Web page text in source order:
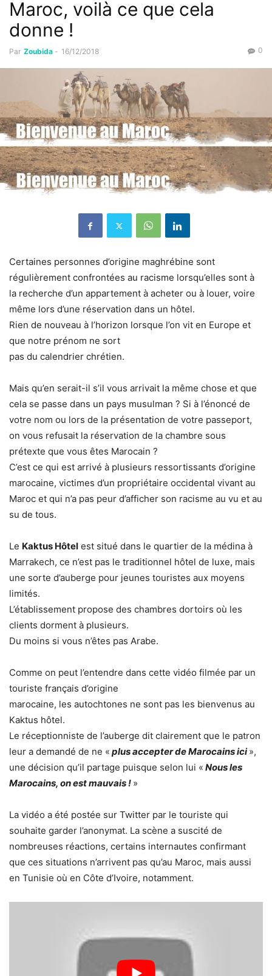
Maroc, voilà ce que cela
donne !
Par Zoubida - 16/12/2018 0
Certaines personnes d’origine maghrébine sont
régulièrement confrontées au racisme lorsqu’elles sont à
la recherche d’un appartement à acheter ou à louer, voire
même lors d’une réservation dans un hôtel.
Rien de nouveau à l’horizon lorsque l’on vit en Europe et
que notre prénom ne sort
pas du calendrier chrétien.
Mais qu’en serait-il s’il vous arrivait la même chose et que
cela se passe dans un pays musulman ? Si à l’énoncé de
votre nom ou lors de la présentation de votre passeport,
on vous refusait la réservation de la chambre sous
prétexte que vous êtes Marocain ?
C’est ce qui est arrivé à plusieurs ressortissants d’origine
marocaine, victimes d’un propriétaire occidental vivant au
Maroc et qui n’a pas peur d’afficher son racisme au vu et au
su de tous.
Le Kaktus Hôtel est situé dans le quartier de la médina à
Marrakech, ce n’est pas le traditionnel hôtel de luxe, mais
une sorte d’auberge pour jeunes touristes aux moyens
limités.
L’établissement propose des chambres dortoirs où les
clients dorment à plusieurs.
Du moins si vous n’êtes pas Arabe.
Comme on peut l’entendre dans cette vidéo filmée par un
touriste français d’origine
marocaine, les autochtones ne sont pas les bienvenus au
Kaktus hôtel.
Le réceptionniste de l’auberge dit clairement que le patron
leur a demandé de ne « plus accepter de Marocains ici »,
une décision qu’il partage puisque selon lui « Nous les
Marocains, on est mauvais ! »
La vidéo a été postée sur Twitter par le touriste qui
souhaite garder l’anonymat. La scène a suscité de
nombreuses réactions, certains internautes confirmant
que ces situations n’arrivent pas qu’au Maroc, mais aussi
en Tunisie où en Côte d’Ivoire, notamment.